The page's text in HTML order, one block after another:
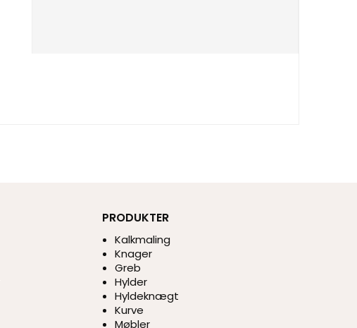
PRODUKTER
Kalkmaling
Knager
Greb
Hylder
Hyldeknægt
Kurve
Møbler